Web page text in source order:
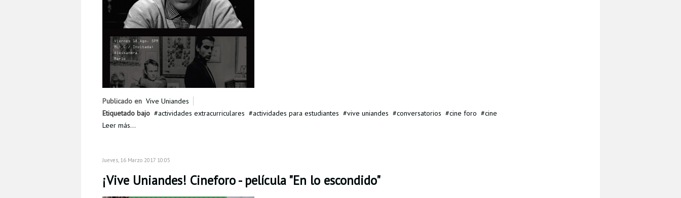
Publicado en Vive Uniandes
Etiquetado bajo
actividades extracurriculares actividades para estudiantes vive uniandes conversatorios cine foro
cine
Leer más...
Jueves, 16 Marzo 2017 10:05
¡Vive Uniandes! Cineforo - película "En lo escondido"